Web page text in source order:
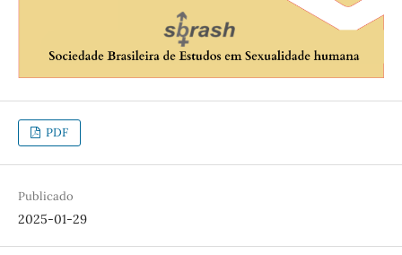
PDF
Publicado
2025-01-29